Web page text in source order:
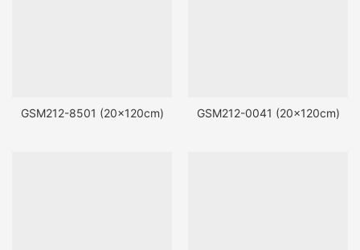
GSM212-8501 (20x120cm) GSM212-0041 (20x120cm)